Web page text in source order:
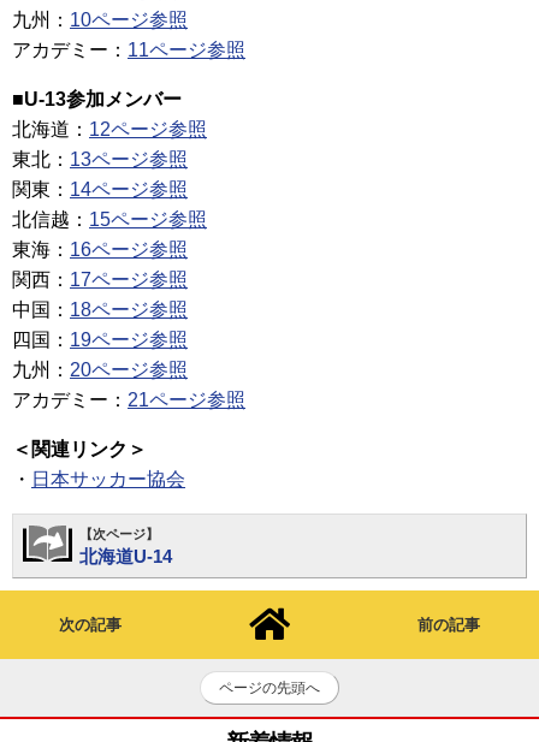
九州： 10ページ参照
アカデミー： 11ページ参照
■U-13参加メンバー
北海道： 12ページ参照
東北： 13ページ参照
関東： 14ページ参照
北信越： 15ページ参照
東海： 16ページ参照
関西： 17ページ参照
中国： 18ページ参照
四国： 19ページ参照
九州： 20ページ参照
アカデミー： 21ページ参照
＜関連リンク＞
・ 日本サッカー協会
【次ページ】
北海道U-14
次の記事 前の記事
ページの先頭へ